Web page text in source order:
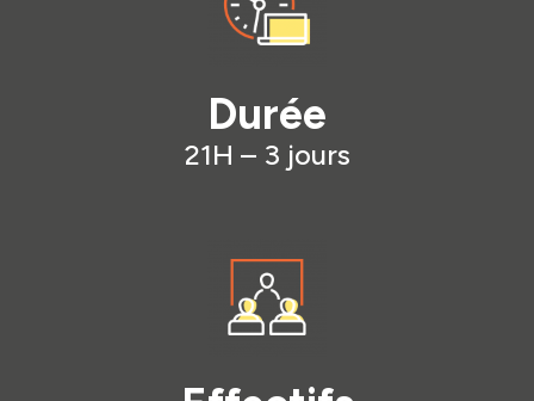
Durée
21H – 3 jours